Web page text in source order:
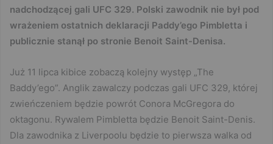
nadchodzącej gali UFC 329. Polski zawodnik nie był pod
wrażeniem ostatnich deklaracji Paddy’ego Pimbletta i
publicznie stanął po stronie Benoit Saint-Denisa.
Już 11 lipca kibice zobaczą kolejny występ „The
Baddy’ego”. Anglik zawalczy podczas gali UFC 329, której
zwieńczeniem będzie powrót Conora McGregora do
oktagonu. Rywalem Pimbletta będzie Benoit Saint-Denis.
Dla zawodnika z Liverpoolu będzie to pierwsza walka od